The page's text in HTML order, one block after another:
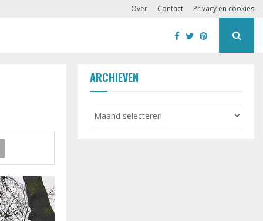
Over Contact Privacy en cookies
ARCHIEVEN